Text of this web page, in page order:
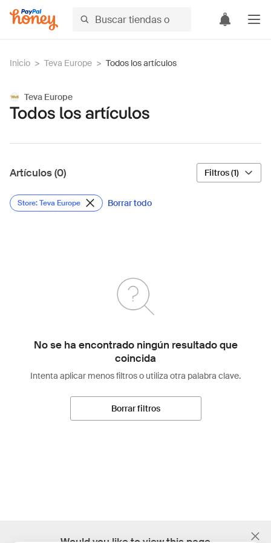
Inicio > Teva Europe > Todos los artículos
Teva Europe
Todos los artículos
Artículos (0) Filtros (1)
Store: Teva Europe Borrar todo
No se ha encontrado ningún resultado que
coincida
Intenta aplicar menos filtros o utiliza otra palabra clave.
Borrar filtros